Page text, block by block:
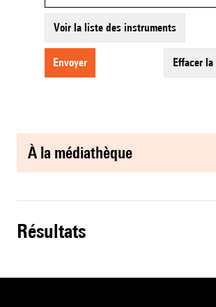
Voir la liste des instruments
envoyer effacer
à la médiathèque
résultats